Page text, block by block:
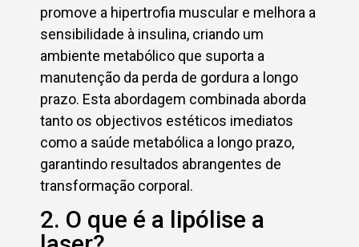
promove a hipertrofia muscular e melhora a
sensibilidade à insulina, criando um
ambiente metabólico que suporta a
manutenção da perda de gordura a longo
prazo. Esta abordagem combinada aborda
tanto os objectivos estéticos imediatos
como a saúde metabólica a longo prazo,
garantindo resultados abrangentes de
transformação corporal.
2. O que é a lipólise a